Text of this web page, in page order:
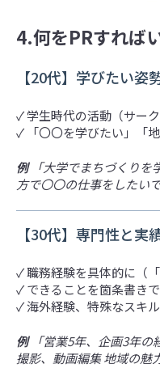
4.何をPRすれば
【20代】学びたい
✓ 学生時代の活動（サー
✓ 「〇〇を学びたい」「
例「大学でまちづくりを
方で〇〇の仕事をしたい
【30代】専門性と実
✓ 職務経験を具体的に（
✓ できることを箇条書きで
✓ 海外経験、特殊なスキ
例「営業5年、企画3年の
撮影、動画編集 地域の魅